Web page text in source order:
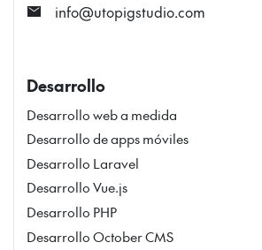
mail
info@utopigstudio.com
Desarrollo
Desarrollo web a medida
Desarrollo de apps móviles
Desarrollo Laravel
Desarrollo Vue.js
Desarrollo PHP
Desarrollo October CMS